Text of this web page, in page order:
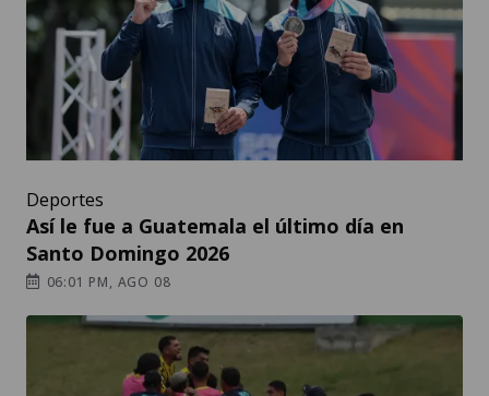
Deportes
Así le fue a Guatemala el último día en
Santo Domingo 2026
06:01 PM, AGO 08